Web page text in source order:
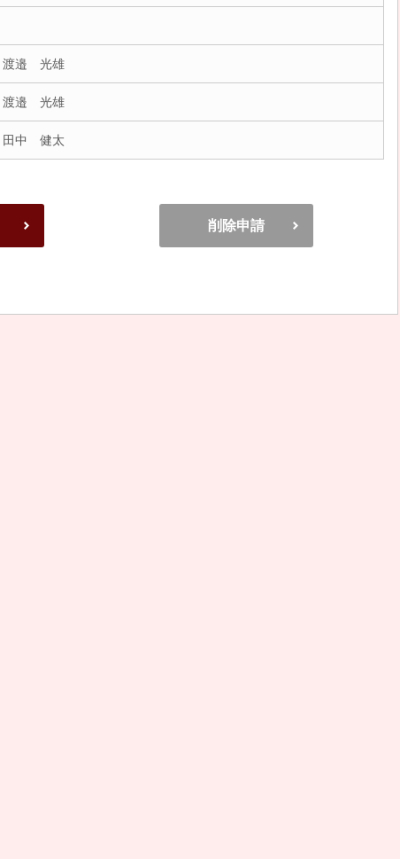
渡邉 光雄
渡邉 光雄
田中 健太
削除申請